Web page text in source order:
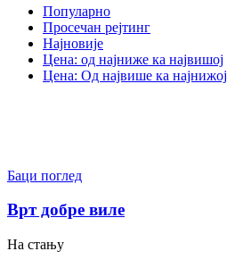
Популарно
Просечан рејтинг
Најновије
Цена: од најниже ка највишој
Цена: Од највише ка најнижој
Баци поглед
Врт добре виле
На стању